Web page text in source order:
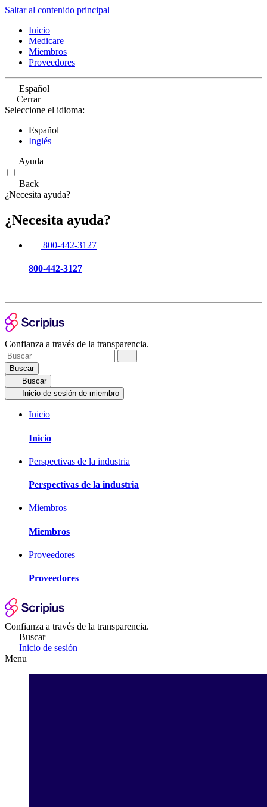
Saltar al contenido principal
Inicio
Medicare
Miembros
Proveedores
Español
Cerrar
Seleccione el idioma:
Español
Inglés
Ayuda
Back
¿Necesita ayuda?
¿Necesita ayuda?
800-442-3127
800-442-3127
Confianza a través de la transparencia.
Buscar
Buscar
Inicio de sesión de miembro
Inicio
Inicio
Perspectivas de la industria
Perspectivas de la industria
Miembros
Miembros
Proveedores
Proveedores
Confianza a través de la transparencia.
Buscar
Inicio de sesión
Menu